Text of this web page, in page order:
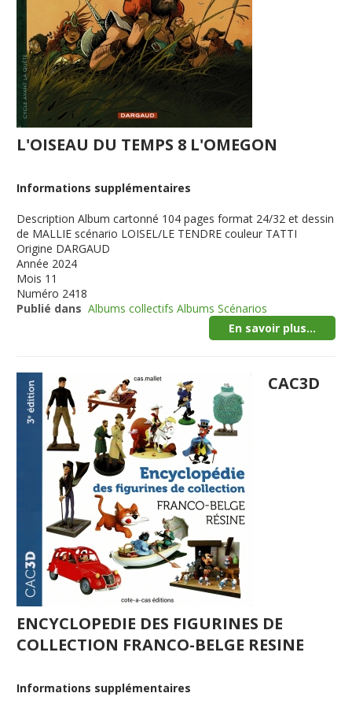
L'OISEAU DU TEMPS 8 L'OMEGON
Informations supplémentaires
Description Album cartonné 104 pages format 24/32 et dessin
de MALLIE scénario LOISEL/LE TENDRE couleur TATTI
Origine DARGAUD
Année 2024
Mois 11
Numéro 2418
Publié dans Albums collectifs Albums Scénarios
En savoir plus...
CAC3D
ENCYCLOPEDIE DES FIGURINES DE
COLLECTION FRANCO-BELGE RESINE
Informations supplémentaires